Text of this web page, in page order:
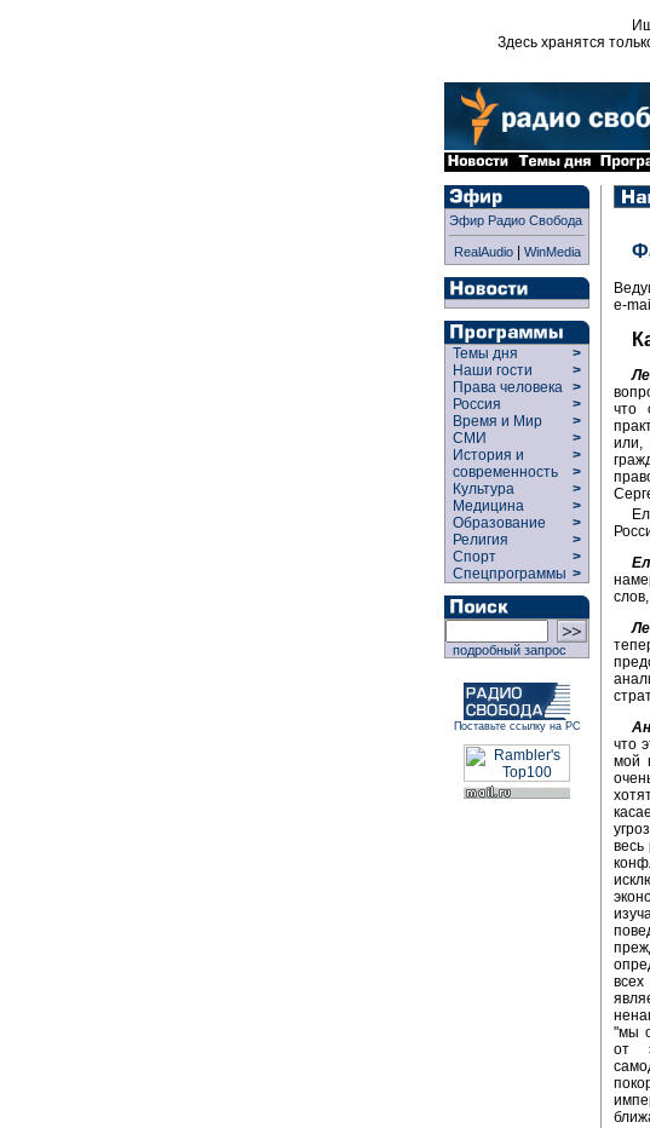
Здесь хранятся
Эфир Радио Свобода
RealAudio| WinMedia
Темы дня
>
Наши гости
>
Права человека >
Россия
>
Время и Мир
>
СМИ
>
История и
современность
>
>
Культура
>
Медицина
>
Образование
>
Религия
>
Спорт
>
Спецпрограммы >
подробный запрос
Поставьте ссылку на РС
e-
что
или,
что
мой
весь
"мы
от